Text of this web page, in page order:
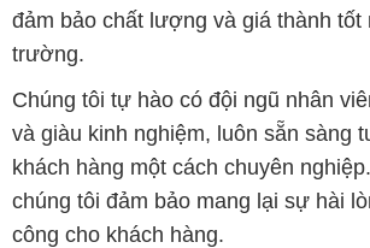
đảm bảo chất lượng và giá thành tốt
trường.
Chúng tôi tự hào có đội ngũ nhân
và giàu kinh nghiệm, luôn sẵn sàng
khách hàng một cách chuyên
chúng tôi đảm bảo mang lại sự hài
công cho khách hàng.